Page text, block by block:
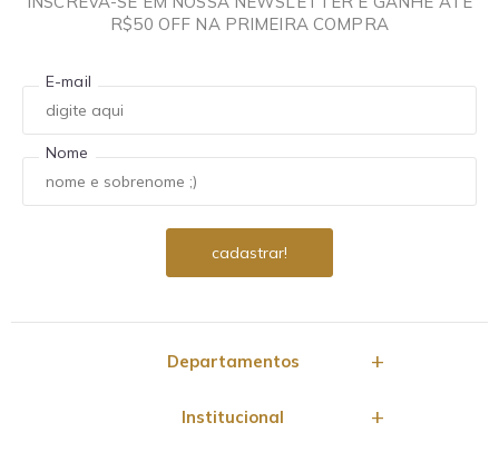
R$50 OFF NA PRIMEIRA COMPRA
E-mail
Nome
Departamentos
Institucional